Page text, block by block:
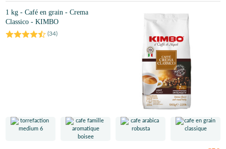
1 kg - Café en grain - Crema
Classico - KIMBO
(34)